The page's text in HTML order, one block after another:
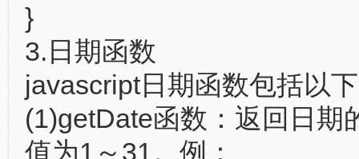
}
3.日期函数
javascript日期函数包括以
(1)getDate函数：返回日期
值为1～31。例：